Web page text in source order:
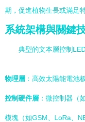
期，促進植物生長或滿足
系統架構與關鍵
典型的文本層控制
物理層 ：高效太陽能電池
控制硬件層 ：微控制器（
模塊（如GSM、LoRa、